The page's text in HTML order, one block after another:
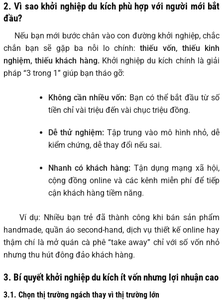
2. Vì sao khởi nghiệp du kích phù hợp với người mới bắt
đầu?
Nếu bạn mới bước chân vào con đường khởi nghiệp, chắc
chắn bạn sẽ gặp ba nỗi lo chính:thiếu vốn, thiếu kinh
nghiệm, thiếu khách hàng.Khởi nghiệp du kích chính là giải
pháp “3 trong 1” giúp bạn tháo gỡ:
Không cần nhiều vốn: Bạn có thể bắt đầu từ số
tiền chỉ vài triệu đến vài chục triệu đồng.
Dễ thử nghiệm: Tập trung vào mô hình nhỏ, dễ
kiểm chứng, dễ thay đổi nếu sai.
Nhanh có khách hàng: Tận dụng mạng xã hội,
cộng đồng online và các kênh miễn phí để tiếp
cận khách hàng tiềm năng.
Ví dụ: Nhiều bạn trẻ đã thành công khi bán sản phẩm
handmade, quần áo second-hand, dịch vụ thiết kế online hay
thậm chí là mở quán cà phê “take away” chỉ với số vốn nhỏ
nhưng thu hút đông đảo khách hàng.
3. Bí quyết khởi nghiệp du kích ít vốn nhưng lợi nhuận cao
3.1. Chọn thị trường ngách thay vì thị trường lớn